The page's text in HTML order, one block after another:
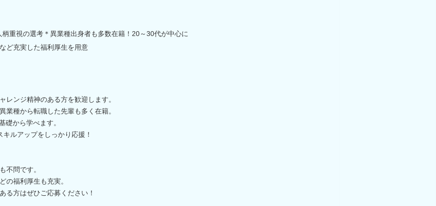
重視の選考＊異業種出身者も多数在籍！20～30代が中心に
ど充実した福利厚生を用意
ンジ精神のある方を歓迎します。
業種から転職した先輩も多く在籍。
礎から学べます。
ルアップをしっかり応援！
不問です。
の福利厚生も充実。
る方はぜひご応募ください！